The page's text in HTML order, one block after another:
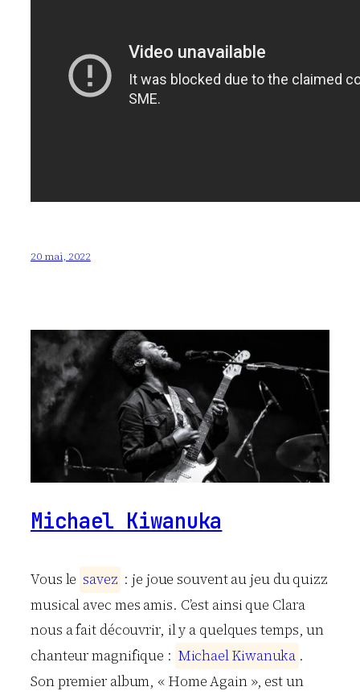
20 mai, 2022
Michael Kiwanuka
Vous le savez : je joue souvent au jeu du quizz
musical avec mes amis. C’est ainsi que Clara
nous a fait découvrir, il y a quelques temps, un
chanteur magnifique : MichaelKiwanuka .
Son premier album, « Home Again », est un